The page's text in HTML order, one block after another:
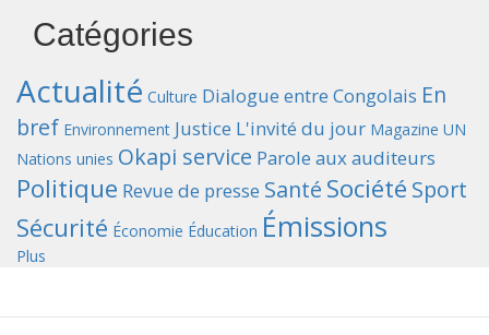
Catégories
Actualité Culture Dialogue entre Congolais En
bref Environnement Justice L'invité du jour Magazine UN
Nations unies Okapi service Parole aux auditeurs
Politique Revue de presse Santé Société Sport
Sécurité Économie Éducation Émissions
Plus